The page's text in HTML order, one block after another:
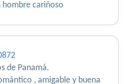
hombre cariñoso
de Panamá.
, amigable y buena